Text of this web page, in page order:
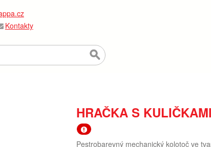
Kontakty
HRAČKA S
Pestrobarevný mechanický kolotoč ve